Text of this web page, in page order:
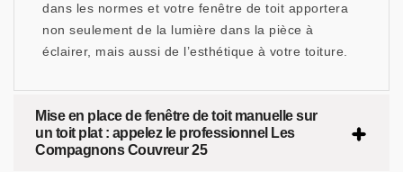
dans les normes et votre fenêtre de toit apportera
non seulement de la lumière dans la pièce à
éclairer, mais aussi de l’esthétique à votre toiture.
Mise en place de fenêtre de toit manuelle sur
un toit plat : appelez le professionnel Les
Compagnons Couvreur 25